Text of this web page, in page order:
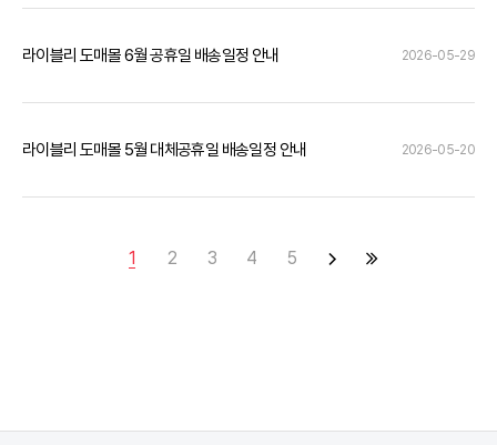
라이블리 도매몰 6월 공휴일 배송일정 안내 2026-05-29
라이블리 도매몰 5월 대체공휴일 배송일정 안내 2026-05-20
1 2 3 4 5